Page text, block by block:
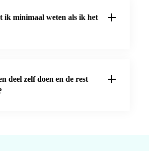
ik minimaal weten als ik het
deel zelf doen en de rest